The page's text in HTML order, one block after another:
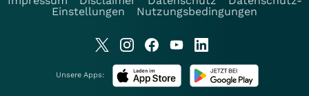
Einstellungen
Nutzungsbedingungen
Unsere Apps: